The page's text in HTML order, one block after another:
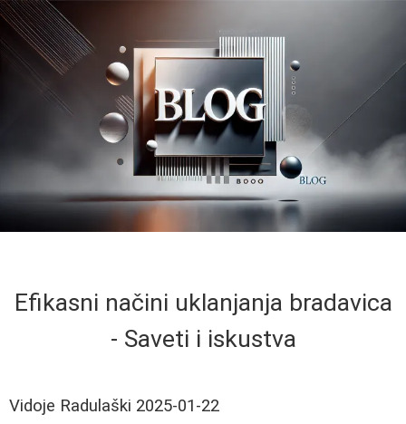
Efikasni načini uklanjanja bradavica
- Saveti i iskustva
Vidoje Radulaški 2025-01-22